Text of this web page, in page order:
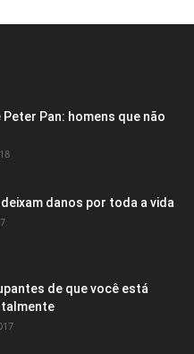
Pan: homens que não
danos por toda a vida
de que você está